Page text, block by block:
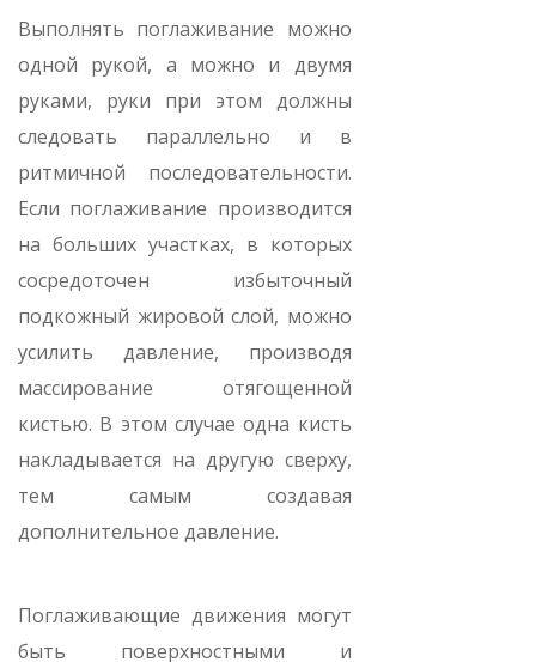
Выполнять поглаживание можно
одной рукой, а можно и двумя
руками, руки при этом должны
следовать параллельно и в
ритмичной последовательности.
Если поглаживание производится
на больших участках, в которых
сосредоточен избыточный
подкожный жировой слой, можно
усилить давление, производя
массирование отягощенной
кистью. В этом случае одна кисть
накладывается на другую сверху,
тем самым создавая
дополнительное давление.
Поглаживающие движения могут
быть поверхностными и